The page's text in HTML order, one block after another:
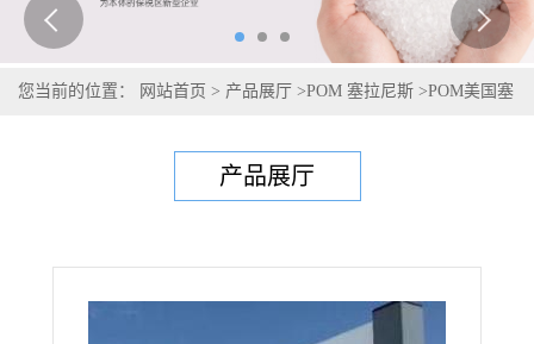
您当前的位置： 网站首页 > 产品展厅 >POM 塞拉尼斯 >POM美国塞
产品展厅